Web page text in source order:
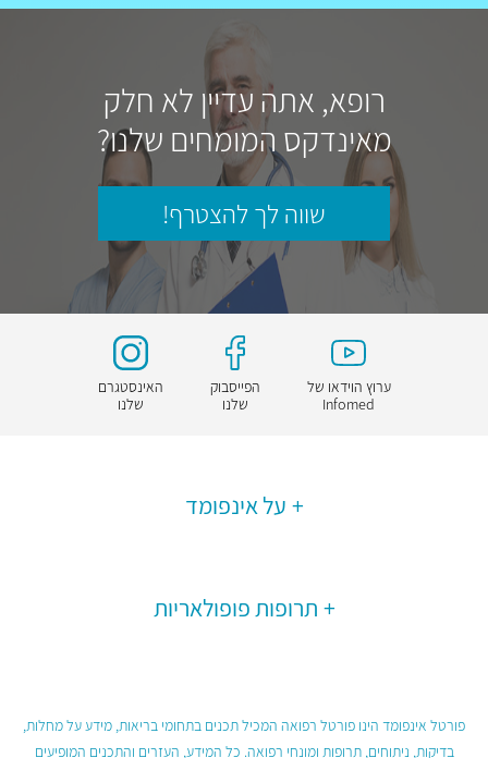
רופא, אתה עדיין לא חלק
מאינדקס המומחים שלנו?
שווה לך להצטרף!
ערוץ הוידאו של
Infomed
הפייסבוק
שלנו
האינסטגרם
שלנו
על אינפומד
תרופות פופולאריות
פורטל אינפומד הינו פורטל רפואה המכיל תכנים בתחומי בריאות, מידע על מחלות,
בדיקות, ניתוחים, תרופות ומונחי רפואה. כל המידע, העזרים והתכנים המופיעים